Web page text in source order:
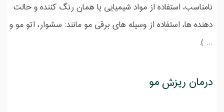
نامناسب، استفاده از مواد شیمیایی یا همان رنگ کننده و حالت
دهنده ها، استفاده از وسیله های برقی مو مانند: سشوار، اتو مو و
... ).
درمان ریزش مو